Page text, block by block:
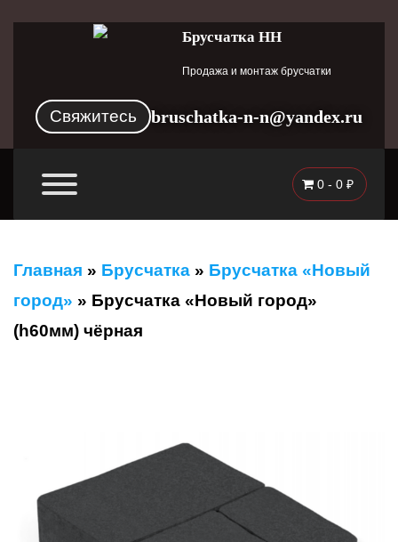
Брусчатка НН
Продажа и монтаж брусчатки
Свяжитесь bruschatka-n-n@yandex.ru
0 - 0 ₽
Главная » Брусчатка » Брусчатка «Новый
город» » Брусчатка «Новый город»
(h60мм) чёрная